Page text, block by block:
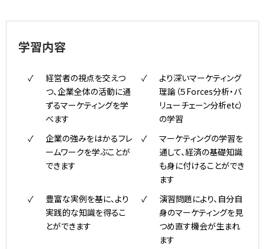
学習内容
経営者の視点を交えつ
つ、企業全体の活動に通
ずるマーケティングを学
べます
より深いマーケティング
理論（５Forces分析・バ
リューチェーン分析etc）
の学習
企業の強みをはかるフレ
ームワークを学ぶことが
できます
マーケティングの学習を
通して、経済の基礎知識
も身に付けることができ
ます
豊富な実例を基に、より
実践的な知識を得るこ
とができます
演習問題により、自分自
身のマーケティングを見
つめ直す機会が生まれ
ます